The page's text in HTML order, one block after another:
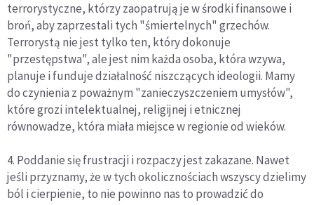
terrorystyczne, którzy zaopatrują je w środki finansowe i
broń, aby zaprzestali tych "śmiertelnych" grzechów.
Terrorystą nie jest tylko ten, który dokonuje
"przestępstwa", ale jest nim każda osoba, która wzywa,
planuje i funduje działalność niszczących ideologii. Mamy
do czynienia z poważnym "zanieczyszczeniem umysłów",
które grozi intelektualnej, religijnej i etnicznej
równowadze, która miała miejsce w regionie od wieków.
4. Poddanie się frustracji i rozpaczy jest zakazane. Nawet
jeśli przyznamy, że w tych okolicznościach wszyscy dzielimy
ból i cierpienie, to nie powinno nas to prowadzić do